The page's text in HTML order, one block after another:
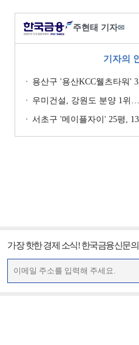
주현태 기자✉
기자의
용산구 '용산KCC웰츠타워' 32평, 5.5
우미건설, 강원도 분양 1위…제주는 태왕
서초구 '메이플자이' 25평, 13.2억
가장 핫한 경제 소식! 한국금융신문의